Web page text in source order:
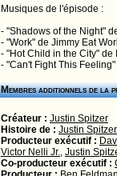
Musiques de l'épisode :
- "Shadows of the Night"
- "Work" de Jimmy Eat
- "Hot Child in the City"
- "Can't Fight This
Membres additionnels de la
Créateur : Justin Spitzer
Histoire de : Justin Spitzer
Producteur exécutif :
Victor Nelli Jr., Justin
Co-producteur exécutif :